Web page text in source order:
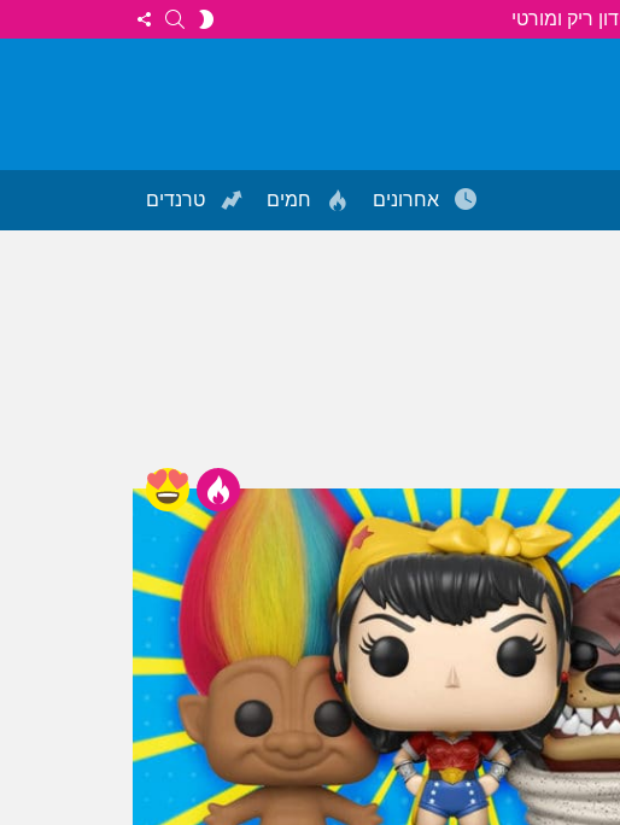
ריק ומורטי
SWITCH
SKIN
SEARCH
אחרונים חמים טרנדים